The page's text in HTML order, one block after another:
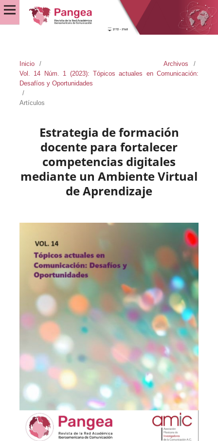
Inicio / Archivos
/
Vol. 14 Núm. 1 (2023): Tópicos actuales en Comunicación:
Desafíos y Oportunidades
/
Artículos
Estrategia de formación
docente para fortalecer
competencias digitales
mediante un Ambiente Virtual
de Aprendizaje